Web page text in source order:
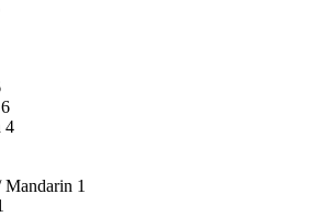
6
4
Mandarin 1